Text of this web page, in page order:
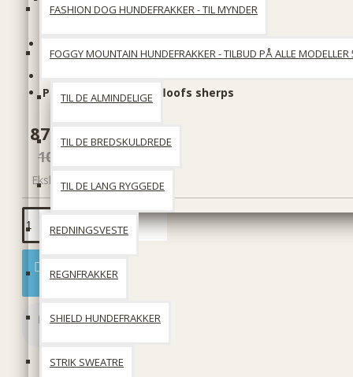
FASHION DOG HUNDEFRAKKER - TIL MYNDER
FOGGY MOUNTAIN HUNDEFRAKKER - TILBUD PÅ ALLE MODELLER
TIL DE ALMINDELIGE
TIL DE BREDSKULDREDE
TIL DE LANG RYGGEDE
REDNINGSVESTE
REGNFRAKKER
SHIELD HUNDEFRAKKER
STRIK SWEATRE
87 DKK
109 DKK
Ekskl. moms: 70 DKK
Produktkode:: Kong floofs sherps